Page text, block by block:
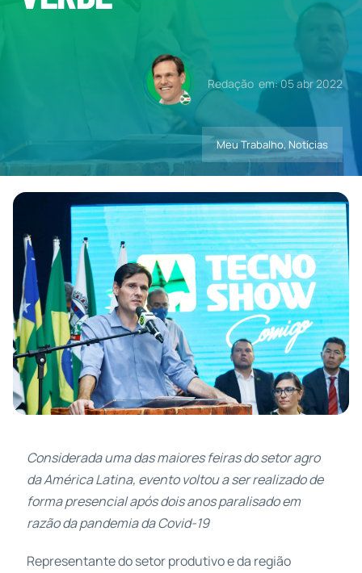
Redação em: 05 abr 2022
Meu Trabalho, Notícias
Considerada uma das maiores feiras do setor agro
da América Latina, evento voltou a ser realizado de
forma presencial após dois anos paralisado em
razão da pandemia da Covid-19
Representante do setor produtivo e da região